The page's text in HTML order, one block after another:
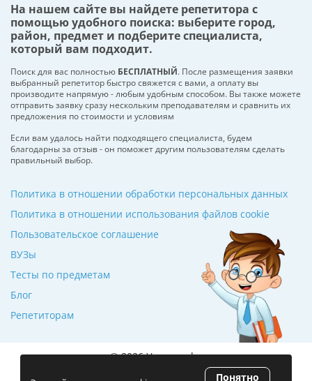
На нашем сайте вы найдете репетитора с
помощью удобного поиска: выберите город,
район, предмет и подберите специалиста,
который вам подходит.
Поиск для вас полностью БЕСПЛАТНЫЙ. После размещения заявки
выбранный репетитор быстро свяжется с вами, а оплату вы
производите напрямую - любым удобным способом. Вы также можете
отправить заявку сразу нескольким преподавателям и сравнить их
предложения по стоимости и условиям
Если вам удалось найти подходящего специалиста, будем
благодарны за отзыв - он поможет другим пользователям сделать
правильный выбор.
ВУЗы
Тесты по предметам
Блог
Репетиторам
Политика в отношении обработки персональных данных
Политика в отношении использования файлов cookie
Пользовательское соглашение
© 2026 Училкин.by
Понятно